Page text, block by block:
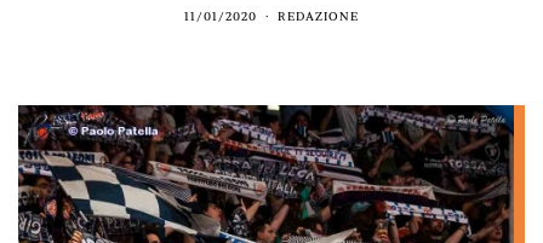
11/01/2020 REDAZIONE